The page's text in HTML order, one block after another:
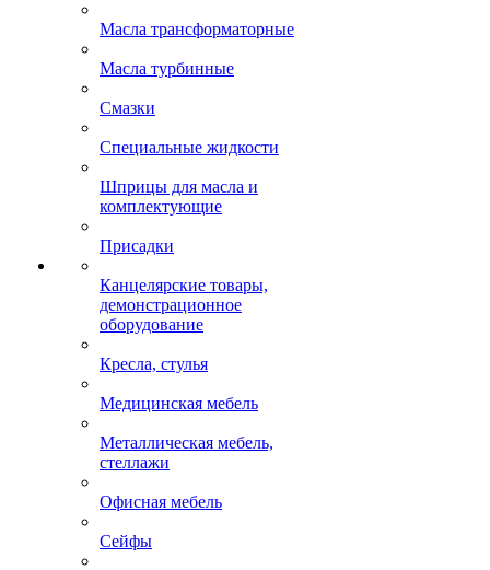
Масла трансформаторные
Масла турбинные
Смазки
Специальные жидкости
Шприцы для масла и
комплектующие
Присадки
Канцелярские товары,
демонстрационное
оборудование
Кресла, стулья
Медицинская мебель
Металлическая мебель,
стеллажи
Офисная мебель
Сейфы